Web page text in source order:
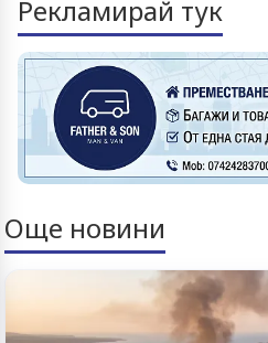
Рекламирай тук
Още новини